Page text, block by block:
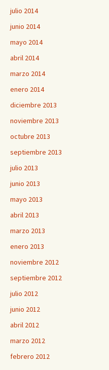
julio 2014
junio 2014
mayo 2014
abril 2014
marzo 2014
enero 2014
diciembre 2013
noviembre 2013
octubre 2013
septiembre 2013
julio 2013
junio 2013
mayo 2013
abril 2013
marzo 2013
enero 2013
noviembre 2012
septiembre 2012
julio 2012
junio 2012
abril 2012
marzo 2012
febrero 2012